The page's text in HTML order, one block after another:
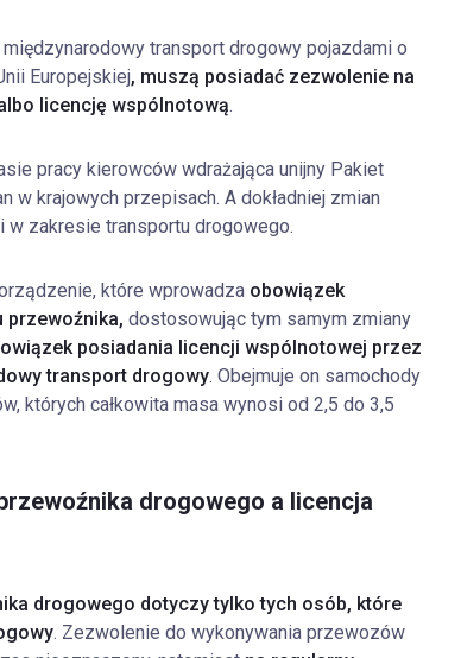
transport drogowy pojazdami o
Europejskiej, muszą posiadać zezwolenie na
licencję wspólnotową.
pracy kierowców wdrażająca unijny Pakiet
w krajowych przepisach. A dokładniej zmian
w zakresie transportu drogowego.
które wprowadza obowiązek
przewoźnika, dostosowując tym samym zmiany
posiadania licencji wspólnotowej przez
transport drogowy. Obejmuje on samochody
których całkowita masa wynosi od 2,5 do 3,5
drogowego a licencja
drogowego dotyczy tylko tych osób, które
. Zezwolenie do wykonywania przewozów